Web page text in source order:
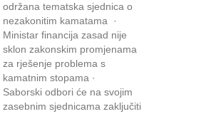
održana tematska sjednica o
nezakonitim kamatama ·
Ministar financija zasad nije
sklon zakonskim promjenama
za rješenje problema s
kamatnim stopama ·
Saborski odbori će na svojim
zasebnim sjednicama zaključiti